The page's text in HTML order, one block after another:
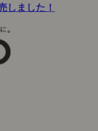
しました！